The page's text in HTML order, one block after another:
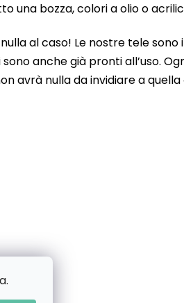
una bozza, colori a olio o
al caso! Le nostre tele sono
anche già pronti all’uso.
avrà nulla da invidiare a quella